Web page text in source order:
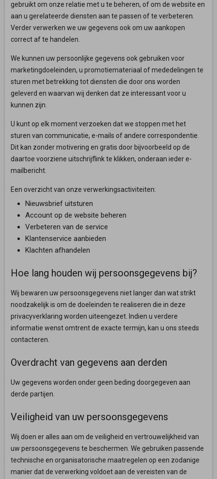
gebruikt om onze relatie met u te beheren, of om de website en
aan u gerelateerde diensten aan te passen of te verbeteren.
Verder verwerken we uw gegevens ook om uw aankopen
correct af te handelen.
We kunnen uw persoonlijke gegevens ook gebruiken voor
marketingdoeleinden, u promotiemateriaal of mededelingen te
sturen met betrekking tot diensten die door ons worden
geleverd en waarvan wij denken dat ze interessant voor u
kunnen zijn.
U kunt op elk moment verzoeken dat we stoppen met het
sturen van communicatie, e-mails of andere correspondentie.
Dit kan zonder motivering en gratis door bijvoorbeeld op de
daartoe voorziene uitschrijflink te klikken, onderaan ieder e-
mailbericht.
Een overzicht van onze verwerkingsactiviteiten:
Nieuwsbrief uitsturen
Account op de website beheren
Verbeteren van de service
Klantenservice aanbieden
Klachten afhandelen
Hoe lang houden wij persoonsgegevens bij?
Wij bewaren uw persoonsgegevens niet langer dan wat strikt
noodzakelijk is om de doeleinden te realiseren die in deze
privacyverklaring worden uiteengezet. Indien u verdere
informatie wenst omtrent de exacte termijn, kan u ons steeds
contacteren.
Overdracht van gegevens aan derden
Uw gegevens worden onder geen beding doorgegeven aan
derde partijen.
Veiligheid van uw persoonsgegevens
Wij doen er alles aan om de veiligheid en vertrouwelijkheid van
uw persoonsgegevens te beschermen. We gebruiken passende
technische en organisatorische maatregelen op een zodanige
manier dat de verwerking voldoet aan de vereisten van de